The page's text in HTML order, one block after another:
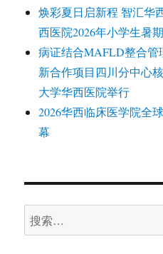
焕彩夏日启新程 智汇
西医院2026年小学生暑
病证结合MAFLD整合管
新合作项目四川分中心
大学华西医院举行
2026华西临床医学院全
幕
搜
索：